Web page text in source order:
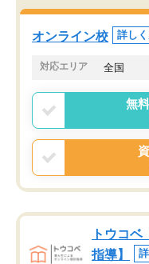
オンライン校 詳し
対応エリア 全国
無
トウコ
指導】